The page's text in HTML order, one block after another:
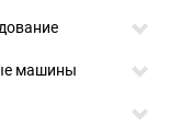
машины